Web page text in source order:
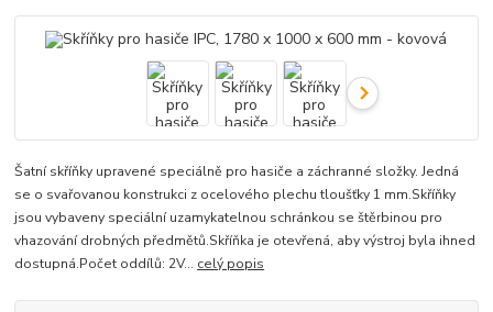
Šatní skříňky upravené speciálně pro hasiče a záchranné složky. Jedná
se o svařovanou konstrukci z ocelového plechu tloušťky 1 mm.Skříňky
jsou vybaveny speciální uzamykatelnou schránkou se štěrbinou pro
vhazování drobných předmětů.Skříňka je otevřená, aby výstroj byla ihned
dostupná.Počet oddílů: 2V... celý popis